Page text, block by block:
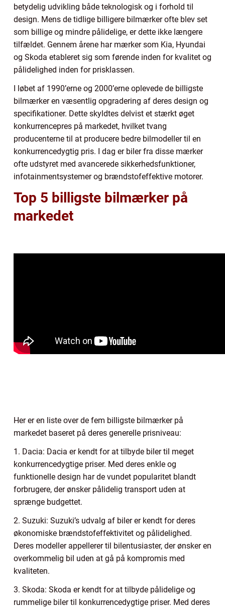
betydelig udvikling både teknologisk og i forhold til
design. Mens de tidlige billigere bilmærker ofte blev set
som billige og mindre pålidelige, er dette ikke længere
tilfældet. Gennem årene har mærker som Kia, Hyundai
og Skoda etableret sig som førende inden for kvalitet og
pålidelighed inden for prisklassen.
I løbet af 1990’erne og 2000’erne oplevede de billigste
bilmærker en væsentlig opgradering af deres design og
specifikationer. Dette skyldtes delvist et stærkt øget
konkurrencepres på markedet, hvilket tvang
producenterne til at producere bedre bilmodeller til en
konkurrencedygtig pris. I dag er biler fra disse mærker
ofte udstyret med avancerede sikkerhedsfunktioner,
infotainmentsystemer og brændstofeffektive motorer.
Top 5 billigste bilmærker på
markedet
Her er en liste over de fem billigste bilmærker på
markedet baseret på deres generelle prisniveau:
1. Dacia: Dacia er kendt for at tilbyde biler til meget
konkurrencedygtige priser. Med deres enkle og
funktionelle design har de vundet popularitet blandt
forbrugere, der ønsker pålidelig transport uden at
sprænge budgettet.
2. Suzuki: Suzuki’s udvalg af biler er kendt for deres
økonomiske brændstofeffektivitet og pålidelighed.
Deres modeller appellerer til bilentusiaster, der ønsker en
overkommelig bil uden at gå på kompromis med
kvaliteten.
3. Skoda: Skoda er kendt for at tilbyde pålidelige og
rummelige biler til konkurrencedygtige priser. Med deres